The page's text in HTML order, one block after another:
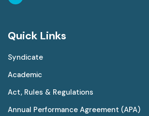
Quick Links
Syndicate
Academic
Act, Rules & Regulations
Annual Performance Agreement (APA)